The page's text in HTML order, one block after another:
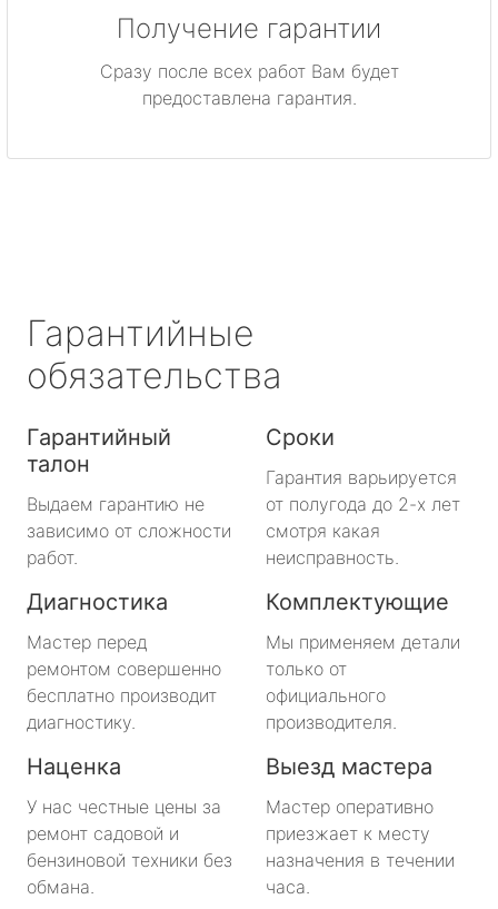
Получение гарантии
Сразу после всех работ Вам будет
предоставлена гарантия.
Гарантийные
обязательства
Гарантийный
талон
Выдаем гарантию не
зависимо от сложности
работ.
Сроки
Гарантия варьируется
от полугода до 2-х лет
смотря какая
неисправность.
Диагностика
Мастер перед
ремонтом совершенно
бесплатно производит
диагностику.
Комплектующие
Мы применяем детали
только от
официального
производителя.
Наценка
У нас честные цены за
ремонт садовой и
бензиновой техники без
обмана.
Выезд мастера
Мастер оперативно
приезжает к месту
назначения в течении
часа.